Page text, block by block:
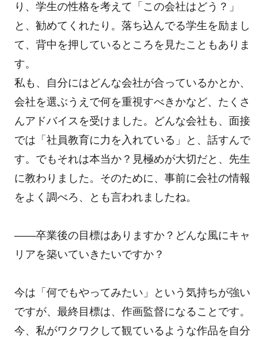
り、学生の性格を考えて「この会社はどう？」
と、勧めてくれたり。落ち込んでる学生を励まし
て、背中を押しているところを見たこともありま
す。
私も、自分にはどんな会社が合っているかとか、
会社を選ぶうえで何を重視すべきかなど、たくさ
んアドバイスを受けました。どんな会社も、面接
では「社員教育に力を入れている」と、話すんで
す。でもそれは本当か？見極めが大切だと、先生
に教わりました。そのために、事前に会社の情報
をよく調べろ、とも言われましたね。
――卒業後の目標はありますか？どんな風にキャ
リアを築いていきたいですか？
今は「何でもやってみたい」という気持ちが強い
ですが、最終目標は、作画監督になることです。
今、私がワクワクして観ているような作品を自分